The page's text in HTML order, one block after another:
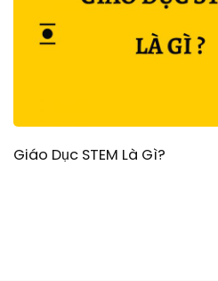
Giáo Dục STEM Là Gì?